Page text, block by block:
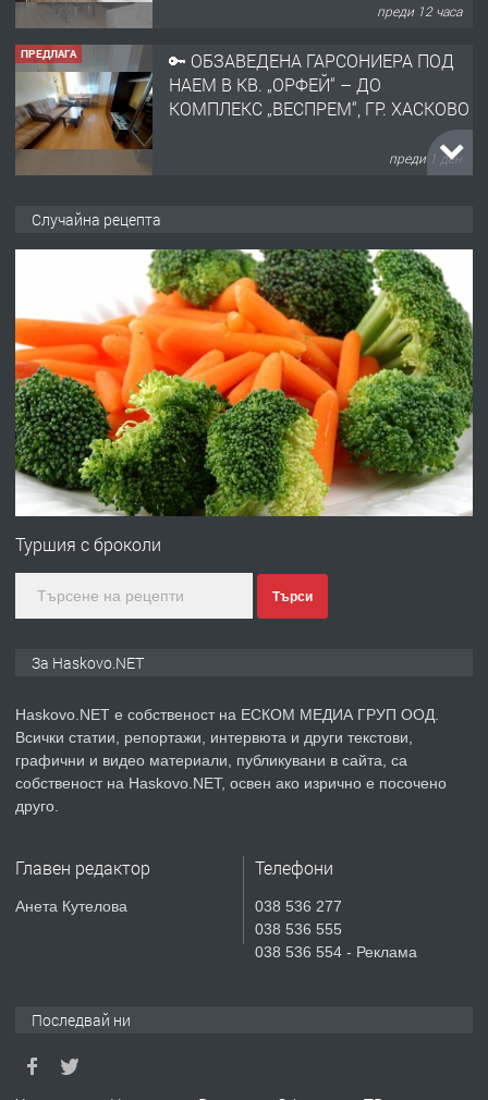
преди 12 часа
ПРЕДЛАГА
🔑 ОБЗАВЕДЕНА ГАРСОНИЕРА ПОД
НАЕМ В КВ. „ОРФЕЙ“ – ДО
КОМПЛЕКС „ВЕСПРЕМ“, ГР. ХАСКОВО
преди 1 ден
АПАРТАМЕНТ В ЦЕНТЪРА НА ГР.
ХАСКОВО
преди 2 дни
ПРЕДЛАГА Давам гараж под наем
преди 2 дни
ПРЕДЛАГА
№4120 Магазин/Офис под наем в кв.
преди 3 дни
ПРЕДЛАГА
Продавам парцел в гр. Хасково кв.
СГЛОБЯВАНЕ НА МЕБЕЛИ.
Случайна рецепта
Туршия с броколи
Търси
За Haskovo.NET
Haskovo.NET е собственост на ЕСКОМ МЕДИА ГРУП ООД.
Всички статии, репортажи, интервюта и други текстови,
графични и видео материали, публикувани в сайта, са
собственост на Haskovo.NET, освен ако изрично е посочено
друго.
Главен редактор
Анета Кутелова
Телефони
038 536 277
038 536 555
038 536 554 - Реклама
Последвай ни